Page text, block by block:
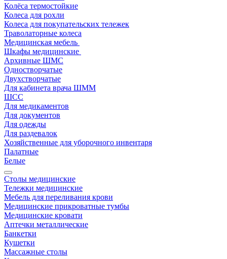
Колёса термостойкие
Колеса для рохли
Колеса для покупательских тележек
Траволаторные колеса
Медицинская мебель
Шкафы медицинские
Архивные ШМС
Одностворчатые
Двухстворчатые
Для кабинета врача ШММ
ШСС
Для медикаментов
Для документов
Для одежды
Для раздевалок
Хозяйственные для уборочного инвентаря
Палатные
Белые
Столы медицинские
Тележки медицинские
Мебель для переливания крови
Медицинские прикроватные тумбы
Медицинские кровати
Аптечки металлические
Банкетки
Кушетки
Массажные столы